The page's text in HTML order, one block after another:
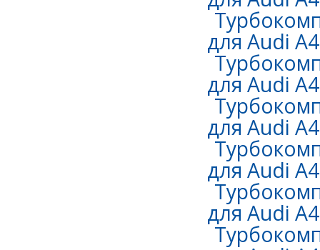
для Audi
для Audi
для Audi
для Audi
для Audi